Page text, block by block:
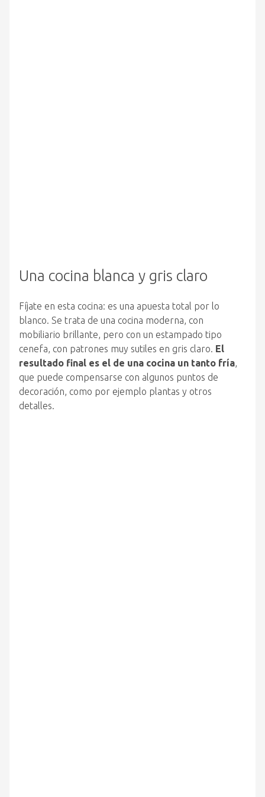
Una cocina blanca y gris claro
Fíjate en esta cocina: es una apuesta total por lo
blanco. Se trata de una cocina moderna, con
mobiliario brillante, pero con un estampado tipo
cenefa, con patrones muy sutiles en gris claro. El
resultado final es el de una cocina un tanto fría,
que puede compensarse con algunos puntos de
decoración, como por ejemplo plantas y otros
detalles.